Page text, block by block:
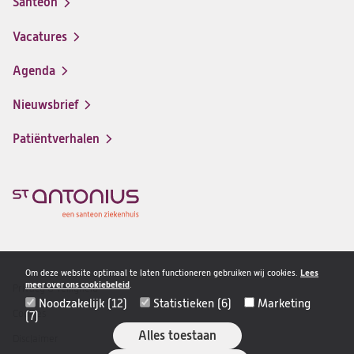
Om deze website optimaal te laten functioneren gebruiken wij cookies. Lees
meer over ons cookiebeleid.
Noodzakelijk (12) Statistieken (6)
Marketing
(7)
Alles toestaan
(opent
in
nieuwe
Vacatures
(opent
in
nieuwe
Agenda
Nieuwsbrief
Patiëntverhalen
Disclaimer
navigatie
Privacy & veiligheid
Cookies